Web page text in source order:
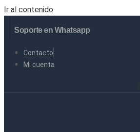
Ir al contenido
Soporte en Whatsapp
Contacto
Mi cuenta